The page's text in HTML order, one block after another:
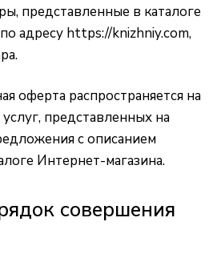
представленные в каталоге
адресу https://knizhniy.com,
оферта распространяется на
представленных на
с описанием
Интернет-магазина.
совершения